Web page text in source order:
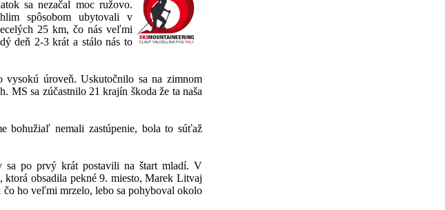
sa nezačal moc ružovo.
spôsobom ubytovali v
25 km, čo nás veľmi
deň 2-3 krát a stálo nás to
vysokú úroveň. Uskutočnilo sa na zimnom
MS sa zúčastnilo 21 krajín škoda že ta naša
bohužiaľ nemali zastúpenie, bola to súťaž
sa po prvý krát postavili na štart mladí. V
obsadila pekné 9. miesto, Marek Litvaj
ho veľmi mrzelo, lebo sa pohyboval okolo